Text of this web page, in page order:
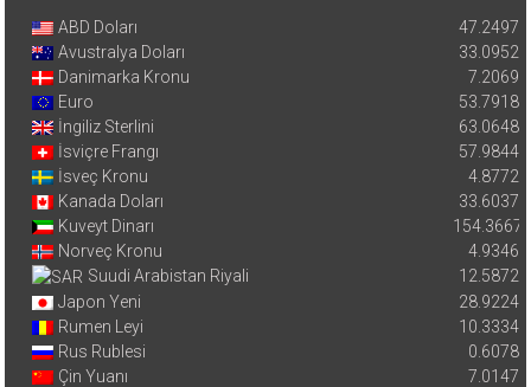
ABD Doları
47.2497
Avustralya Doları
33.0952
Danimarka Kronu
7.2069
Euro
53.7918
İngiliz Sterlini
63.0648
İsviçre Frangı
57.9844
İsveç Kronu
4.8772
Kanada Doları
33.6037
Kuveyt Dinarı
154.3667
Norveç Kronu
4.9346
Suudi Arabistan Riyali
12.5872
Japon Yeni
28.9224
Rumen Leyi
10.3334
Rus Rublesi
0.6078
Çin Yuanı
7.0147